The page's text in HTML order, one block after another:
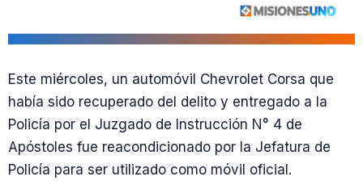
Este miércoles, un automóvil Chevrolet Corsa que
había sido recuperado del delito y entregado a la
Policía por el Juzgado de Instrucción N° 4 de
Apóstoles fue reacondicionado por la Jefatura de
Policía para ser utilizado como móvil oficial.